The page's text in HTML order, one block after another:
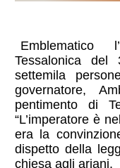
Tessalonica del
settemila
governatore,
pentimento di
“L’imperatore è
era la
dispetto della
chiesa agli ariani.